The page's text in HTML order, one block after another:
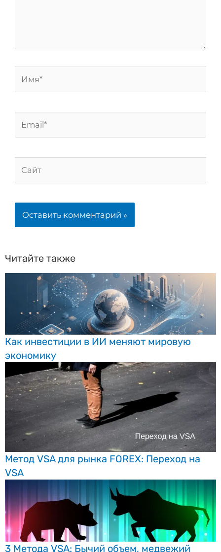
Читайте также
Как инвестиции в ИИ меняют мировую
экономику
Метод VSA для рынка FOREX: Переход на
VSA
3 Метода VSA: Бычий объем, медвежий